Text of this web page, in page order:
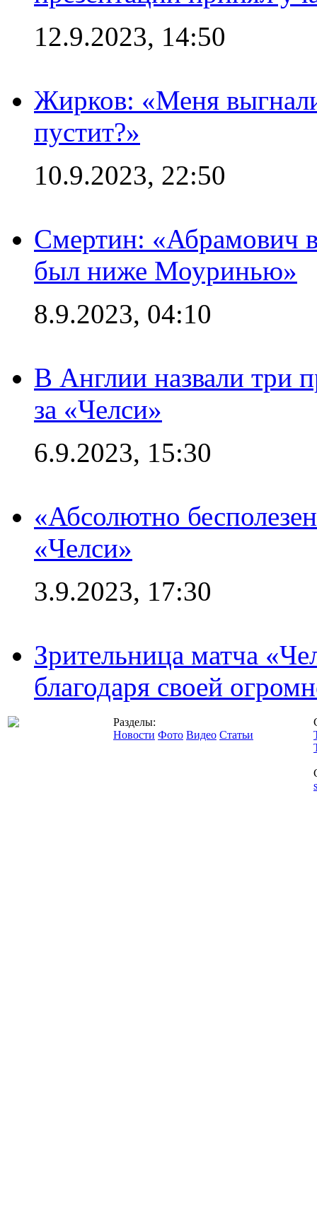
12.9.2023, 14:50
Жирков: «Меня
пустит?»
10.9.2023, 22:50
Смертин: «Абрамович в
был ниже Моуринью»
8.9.2023, 04:10
В Англии назвали три
за «Челси»
6.9.2023, 15:30
«Абсолютно
«Челси»
3.9.2023, 17:30
Зрительница матча
благодаря своей
Разделы:
Новости Фото Видео Статьи